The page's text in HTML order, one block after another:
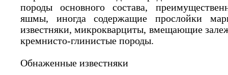
породы основного состава,
яшмы, иногда содержащие прослойки
известняки, микрокварциты, вмещающие
кремнисто-глинистые породы.
Обнаженные известняки